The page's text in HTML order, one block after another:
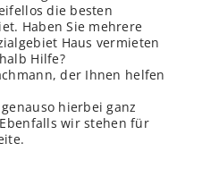
die besten
Haben Sie mehrere
Haus vermieten
Hilfe?
der Ihnen helfen
hierbei ganz
wir stehen für